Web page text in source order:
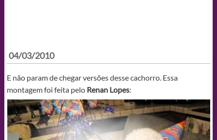
04/03/2010
E não param de chegar versões desse cachorro. Essa
montagem foi feita pelo Renan Lopes: